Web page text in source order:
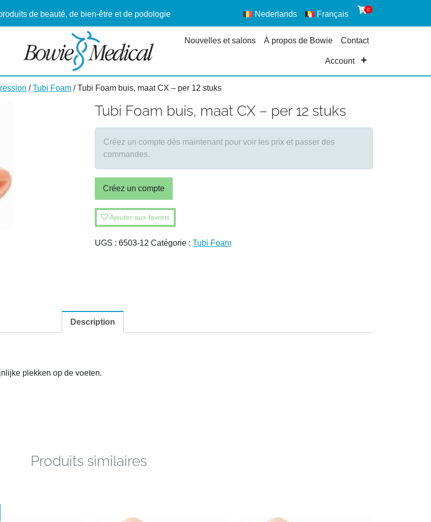
Nederlands Français
de beauté, de bien-être et de podologie
0
Nouvelles et salons À propos de Bowie Contact
Account
/Tubi Foam / Tubi Foam buis, maat CX – per 12 stuks
Tubi Foam buis, maat CX – per 12 stuks
Créez un compte dès maintenant pour voir les prix et passer des
commandes.
Créez un compte
Ajouter aux favoris
UGS : 6503-12 Catégorie : Tubi Foam
Description
plekken op de voeten.
Produits similaires